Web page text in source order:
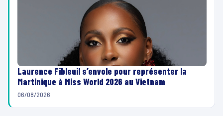
Laurence Fibleuil s’envole pour représenter la
Martinique à Miss World 2026 au Vietnam
06/08/2026